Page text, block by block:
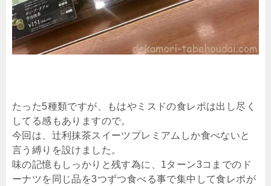
たった5種類ですが、もはやミスドの食レポは出し尽く
してる感もありますので。
今回は、辻利抹茶スイーツプレミアムしか食べないと
言う縛りを設けました。
味の記憶もしっかりと残す為に、1ターン3コまでのド
ーナツを同じ品を3つずつ食べる事で集中して食レポが